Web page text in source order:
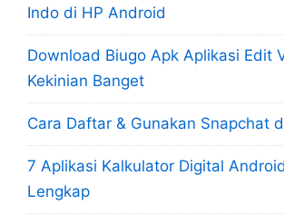
Indo di HP Android
Download Biugo Apk Aplikasi Edit
Kekinian Banget
Cara Daftar & Gunakan Snapchat
7 Aplikasi Kalkulator Digital
Lengkap